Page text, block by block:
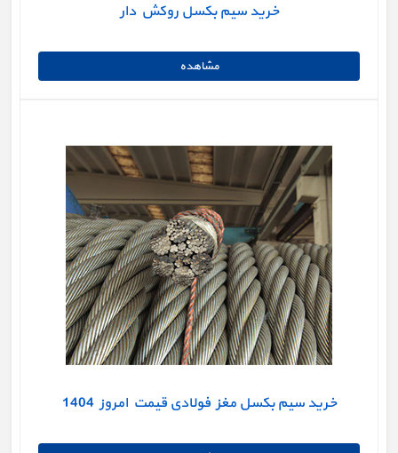
خرید سیم بکسل روکش دار
خرید سیم بکسل مغز فولادی قیمت امروز 1404